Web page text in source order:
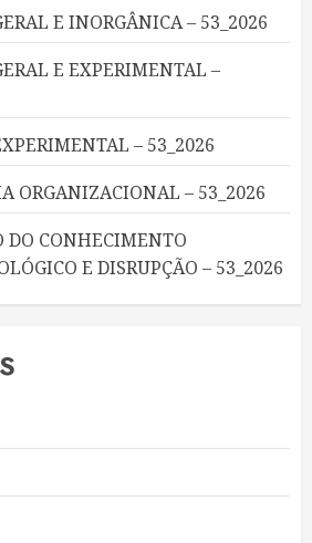
E INORGÂNICA – 53_2026
E EXPERIMENTAL –
– 53_2026
ORGANIZACIONAL – 53_2026
DO CONHECIMENTO
E DISRUPÇÃO – 53_2026